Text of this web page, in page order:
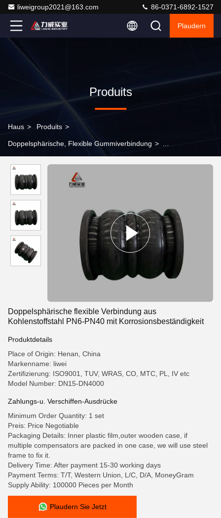
liweigroup2021@163.com 86-0371-6892-1527
Plaudern
Produits
Haus > Produits >
Doppelsphärische, Flexible Gummiverbindung >
PN40 mit Korrosionsbeständigkeit
Doppelsphärische flexible Verbindung aus
Kohlenstoffstahl PN6-PN40 mit Korrosionsbeständigkeit
Produktdetails
Place of Origin: Henan, China
Markenname: liwei
Zertifizierung: ISO9001, TUV, WRAS, CO, MTC, PL, IV etc
Model Number: DN15-DN4000
Zahlungs-u. Verschiffen-Ausdrücke
Minimum Order Quantity: 1 set
Preis: Price Negotiable
Packaging Details: Inner plastic film,outer wooden case, if
multiple compensators are packed in one case, we will use steel
frame to fix it.
Delivery Time: After payment 15-30 working days
Payment Terms: T/T, Western Union, L/C, D/A, MoneyGram
Supply Ability: 100000 Pieces per Month
Plaudern Sie Jetzt